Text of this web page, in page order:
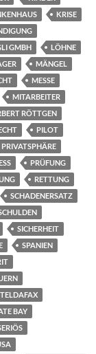
KRISE
GMBH
LÖHNE
MÄNGEL
MESSE
MITARBEITER
RÖTTGEN
PILOT
PRIVATSPHÄRE
PRÜFUNG
RETTUNG
SCHADENERSATZ
SICHERHEIT
SPANIEN
TELDAFAX
BAY